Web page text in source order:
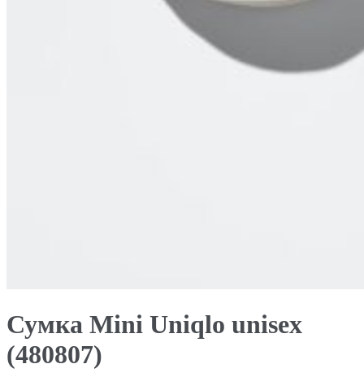
Сумка Mini Uniqlo unisex
(480807)